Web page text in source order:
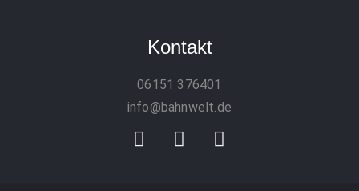
Kontakt
06151 376401
info@bahnwelt.de